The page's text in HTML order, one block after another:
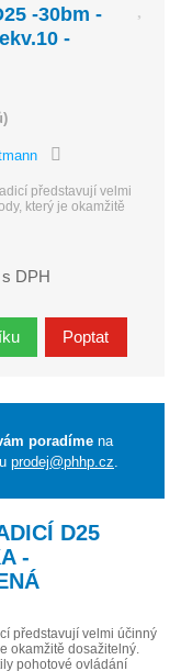
-30bm -
-
představují velmi
který je okamžitě
DPH
Poptat
poradíme na
prodej@phhp.cz
D25
-
představují velmi účinný
okamžitě dosažitelný.
pohotové ovládání